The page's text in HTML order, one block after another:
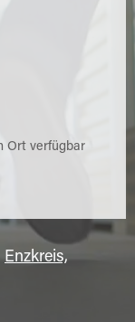
Ort verfügbar
Enzkreis,